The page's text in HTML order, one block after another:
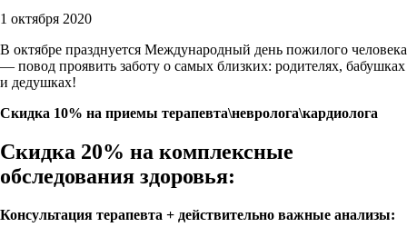
1 октября 2020
В октябре празднуется Международный день пожилого человека
— повод проявить заботу о самых близких: родителях, бабушках
и дедушках!
Cкидка 10% на приемы терапевта\невролога\кардиолога
Скидка 20% на комплексные
обследования здоровья:
Консультация терапевта + действительно важные анализы: